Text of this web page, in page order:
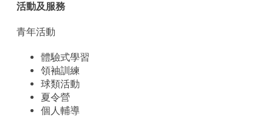
活動及服務
青年活動
體驗式學習
領袖訓練
球類活動
夏令營
個人輔導